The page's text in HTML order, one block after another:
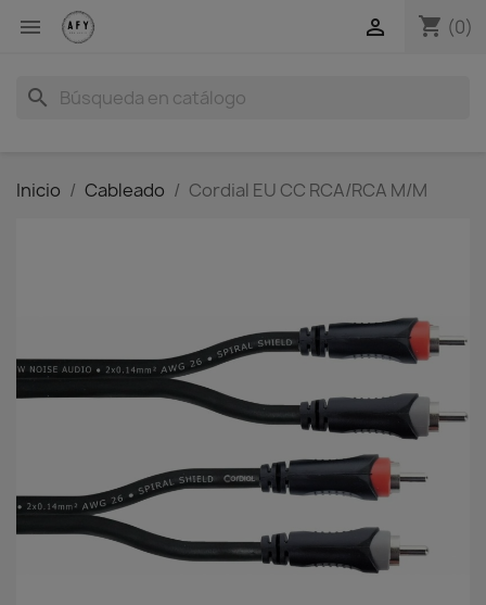
 shopping_cart (0)

search
Inicio Cableado Cordial EU CC RCA/RCA M/M